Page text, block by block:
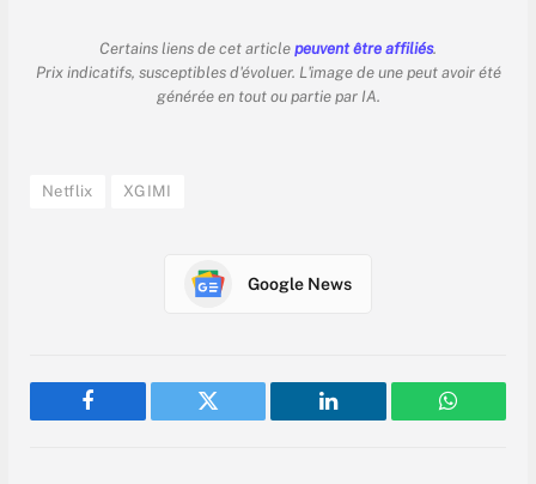
Certains liens de cet article peuvent être affiliés.
Prix indicatifs, susceptibles d'évoluer. L'image de une peut avoir été
générée en tout ou partie par IA.
Netflix XGIMI
Google News
Facebook Twitter LinkedIn